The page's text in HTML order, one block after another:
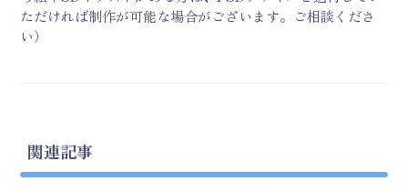
ただければ制作が可能な場合がございます。ご相談くださ
い）
関連記事